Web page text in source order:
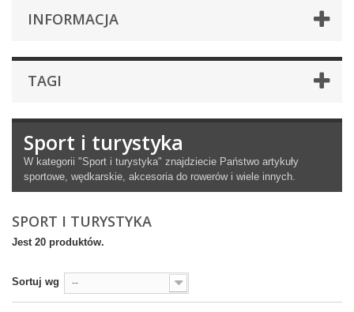
INFORMACJA
TAGI
Sport i turystyka
W kategorii "Sport i turystyka" znajdziecie Państwo artykuły
sportowe, wędkarskie, akcesoria do rowerów i wiele innych.
SPORT I TURYSTYKA
Jest 20 produktów.
Sortuj wg --